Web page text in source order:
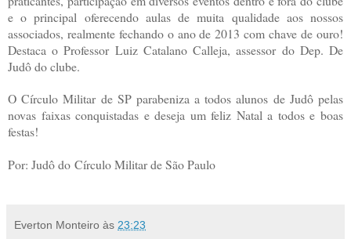
e o principal oferecendo aulas de muita qualidade aos nossos
associados, realmente fechando o ano de 2013 com chave de ouro!
Destaca o Professor Luiz Catalano Calleja, assessor do Dep. De
Judô do clube.
O Círculo Militar de SP parabeniza a todos alunos de Judô pelas
novas faixas conquistadas e deseja um feliz Natal a todos e boas
festas!
Por: Judô do Círculo Militar de São Paulo
Everton Monteiro às 23:23